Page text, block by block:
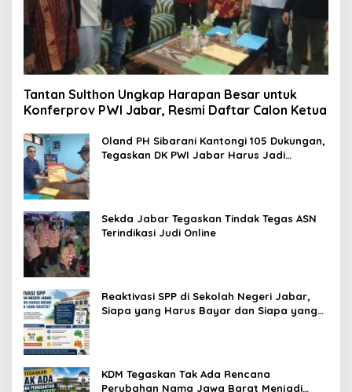
Tantan Sulthon Ungkap Harapan Besar untuk
Konferprov PWI Jabar, Resmi Daftar Calon Ketua
Oland PH Sibarani Kantongi 105 Dukungan,
Tegaskan DK PWI Jabar Harus Jadi
Sekda Jabar Tegaskan Tindak Tegas ASN
Terindikasi Judi Online
Reaktivasi SPP di Sekolah Negeri Jabar,
Siapa yang Harus Bayar dan Siapa yang
KDM Tegaskan Tak Ada Rencana
Perubahan Nama Jawa Barat Menjadi